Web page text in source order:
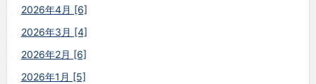
2026年4月 [6]
2026年3月 [4]
2026年2月 [6]
2026年1月 [5]